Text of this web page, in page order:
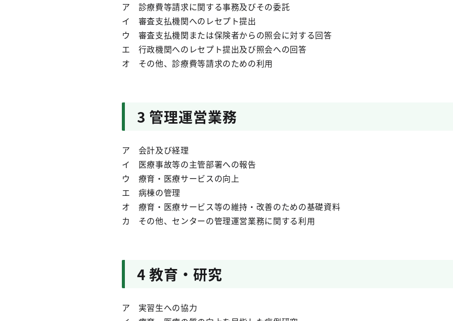
ア 診療費等請求に関する事務及びその委託
イ 審査支払機関へのレセプト提出
ウ 審査支払機関または保険者からの照会に対する回答
エ 行政機関へのレセプト提出及び照会への回答
オ その他、診療費等請求のための利用
3 管理運営業務
ア 会計及び経理
イ 医療事故等の主管部署への報告
ウ 療育・医療サービスの向上
エ 病棟の管理
オ 療育・医療サービス等の維持・改善のための基礎資料
カ その他、センターの管理運営業務に関する利用
4 教育・研究
ア 実習生への協力